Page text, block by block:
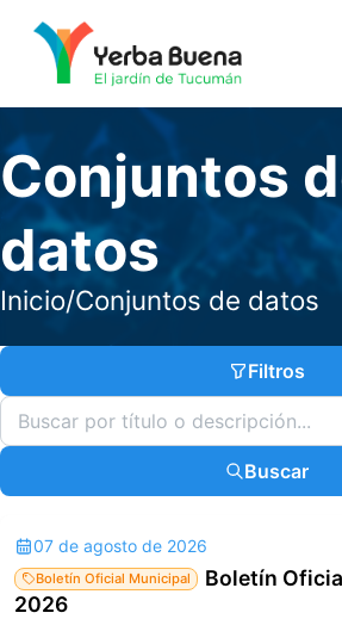
Conjuntos
datos
Inicio/Conjuntos de datos
Filtros
Buscar
07 de agosto de 2026
Boletín Oficial Municipal
Boletín
2026